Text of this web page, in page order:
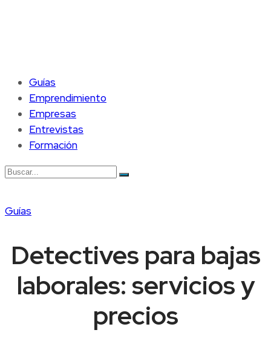
Guías
Emprendimiento
Empresas
Entrevistas
Formación
Guías
Detectives para bajas
laborales: servicios y
precios